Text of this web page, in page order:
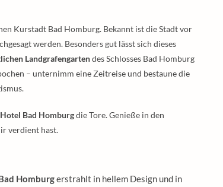
Kurstadt Bad Homburg. Bekannt ist die Stadt vor
werden. Besonders gut lässt sich dieses
Landgrafengartendes Schlosses Bad Homburg
– unternimm eine Zeitreise und bestaune die
Bad Homburgdie Tore. Genieße in den
verdient hast.
Homburgerstrahlt in hellem Design und in